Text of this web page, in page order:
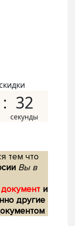
31
тем что
Вы в
и
другие